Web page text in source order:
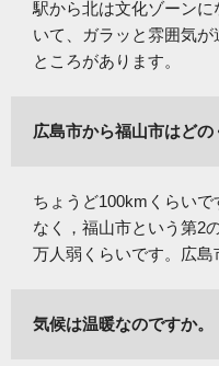
駅から北は文化ゾーン
いて、ガラッと雰囲気
ところがあります。
広島市から福山市はどの
ちょうど100kmくらい
なく，福山市という第2
万人弱くらいです。広
気候は温暖なのですか。